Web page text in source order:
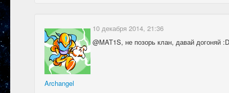
Archangel
10 декабря 2014, 21:36
@MAT1S, не позорь клан, давай догоняй